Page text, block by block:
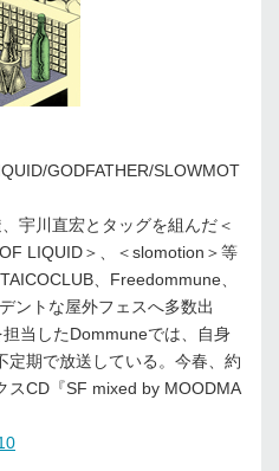
GODFATHER/SLOWMOT
宇川直宏とタッグを組んだ＜
LIQUID＞、＜slomotion＞等
、Freedommune、
ントな屋外フェスへ多数出
当したDommuneでは、自身
期で放送している。今春、約
スCD『SF mixed by MOODMA